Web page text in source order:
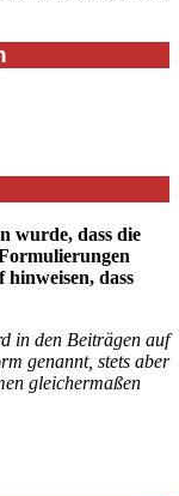
wurde, dass die
dass
in den Beiträgen auf
genannt, stets aber
gleichermaßen